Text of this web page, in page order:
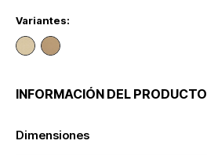
Variantes:
INFORMACIÓN DEL PRODUCTO
Dimensiones